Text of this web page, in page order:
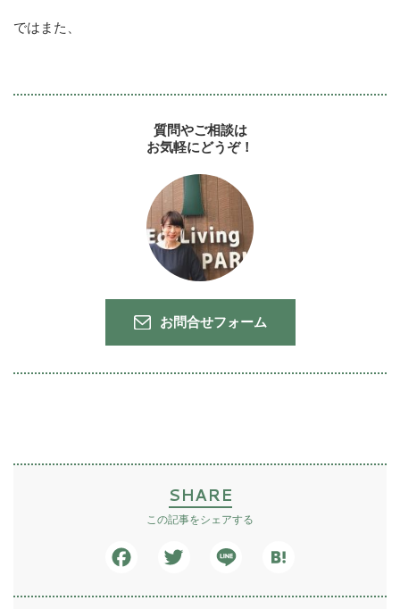
ではまた、
質問やご相談は
お気軽にどうぞ！
お問合せフォーム
SHARE
この記事をシェアする